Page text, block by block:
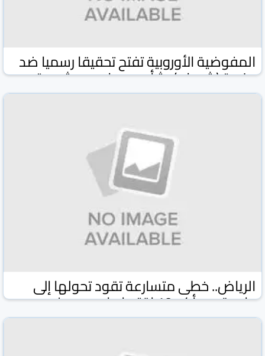
المفوضية الأوروبية تفتح تحقيقا رسميا ضد
منصة (شي إن) بشأن بيعها دمى شبيهة
بالأطفال
الرياض.. خطى متسارعة تقود تحولها إلى
واحدة من أكبر 10 اقتصاديات مدن في
العالم